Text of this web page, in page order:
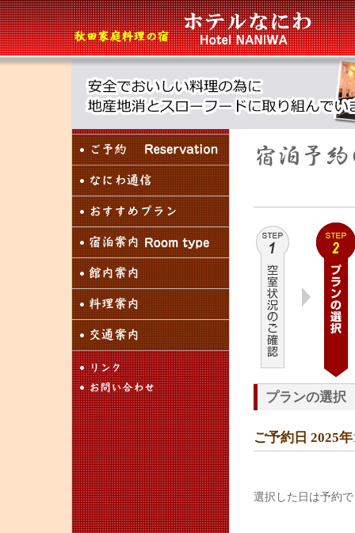
プランの選択
ご予約日 2025
選択した日は予約